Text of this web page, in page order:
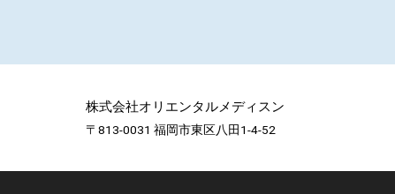
株式会社オリエンタルメディスン
〒813-0031 福岡市東区八田1-4-52